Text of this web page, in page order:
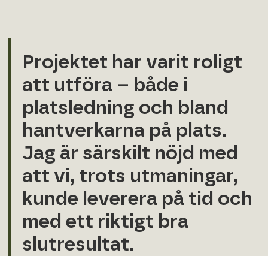
Projektet har varit roligt
att utföra – både i
platsledning och bland
hantverkarna på plats.
Jag är särskilt nöjd med
att vi, trots utmaningar,
kunde leverera på tid och
med ett riktigt bra
slutresultat.